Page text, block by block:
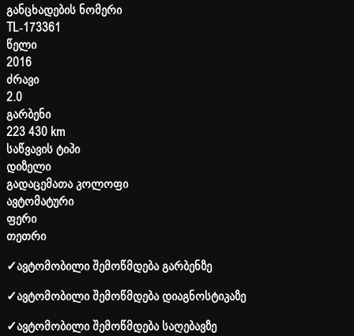
განცხადების ნომერი
TL-173361
წელი
2016
ძრავი
2.0
გარბენი
223 430 km
საწვავის ტიპი
დიზელი
გადაცემათა კოლოფი
ავტომატური
ფერი
თეთრი
✓ავტომობილი შემოწმდება გარბენზე
✓ავტომობილი შემოწმდება დიაგნოსტიკაზე
✓ავტომობილი შემოწმდება საღებავზე